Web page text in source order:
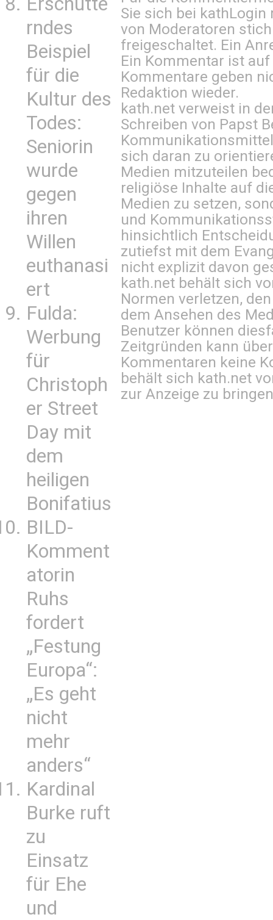
rndes
Beispiel
für die
Kultur des
Todes:
Seniorin
wurde
gegen
ihren
Willen
euthanasi
ert
Fulda:
Werbung
für
Christoph
er Street
Day mit
dem
heiligen
Bonifatius
BILD-
Komment
atorin
Ruhs
fordert
„Festung
Europa“:
„Es geht
nicht
mehr
anders“
Kardinal
Burke ruft
zu
Einsatz
für Ehe
und
Sie sich bei kathLogin
von Moderatoren
freigeschaltet. Ein
Ein Kommentar ist
Kommentare geben
Redaktion wieder.
kath.net verweist in
Schreiben von Papst
sich daran zu
Medien mitzuteilen
religiöse Inhalte auf
Medien zu setzen,
und
hinsichtlich
zutiefst mit dem
nicht explizit davon
kath.net behält sich
Normen verletzen,
dem Ansehen des
Benutzer können
Zeitgründen kann
Kommentaren keine
behält sich kath.net
zur Anzeige zu